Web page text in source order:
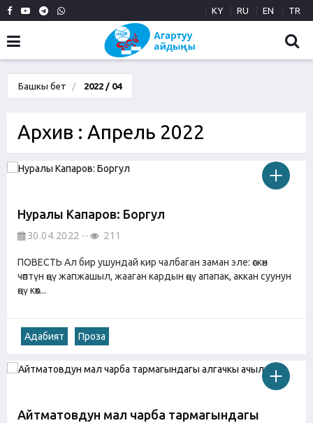
KY RU EN TR
Башкы бет 2022 / 04
Архив : Апрель 2022
Нуралы Капаров: Боргул
30.04.2022 211
ПОВЕСТЬ Ал бир ушундай кир чалбаган заман эле: өскөн
чөптүн өңү жапжашыл, жааган кардын өңү апапак, аккан суунун
өңү көк...
Адабият Проза
Айтматовдун мал чарба тармагындагы